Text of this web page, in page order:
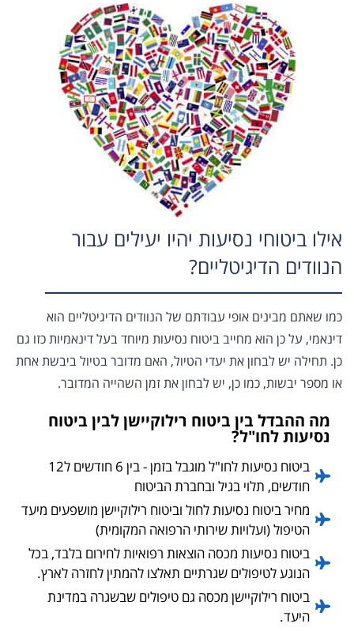
אילו ביטוחי נסיעות יהיו יעילים עבור
הנוודים הדיגיטליים?
כמו שאתם מבינים אופי עבודתם של הנוודים הדיגיטליים הוא
דינאמי, על כן הוא מחייב ביטוח נסיעות מיוחד בעל דינאמיות כזו גם
כן. תחילה יש לבחון את יעדי הטיול, האם מדובר בטיול ביבשת אחת
או מספר יבשות, כמו כן, יש לבחון את זמן השהייה המדובר.
מה ההבדל בין ביטוח רילוקיישן לבין ביטוח
נסיעות לחו"ל?
ביטוח נסיעות לחו"ל מוגבל בזמן - בין 6 חודשים ל12
חודשים, תלוי בגיל ובחברת הביטוח
מחיר ביטוח נסיעות לחול וביטוח רילוקיישן מושפעים מיעד
הטיפול (ועלויות שירותי הרפואה המקומית)
ביטוח נסיעות מכסה הוצאות רפואיות לחירום בלבד, בכל
הנוגע לטיפולים שגרתיים תאלצו להמתין לחזרה לארץ.
ביטוח רילוקיישן מכסה גם טיפולים שבשגרה במדינת
היעד.